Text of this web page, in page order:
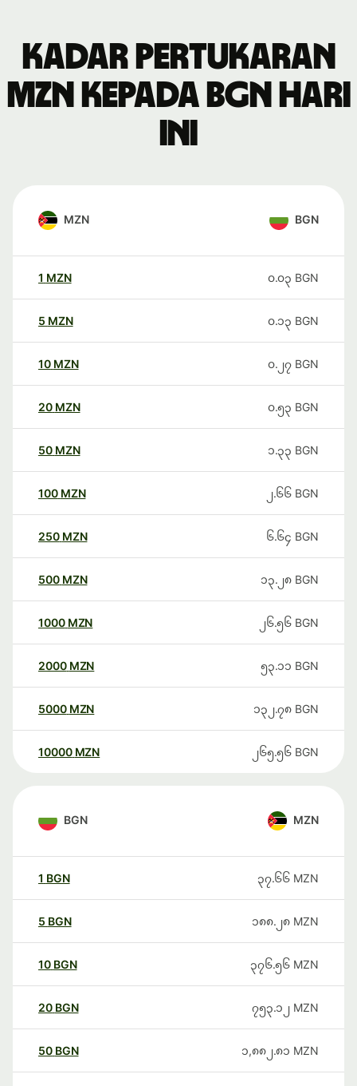
Kadar pertukaran
MZN kepada BGN hari
ini
MZN BGN
1 MZN ၀.၀၃ BGN
5 MZN ၀.၁၃ BGN
10 MZN ၀.၂၇ BGN
20 MZN ၀.၅၃ BGN
50 MZN ၁.၃၃ BGN
100 MZN ၂.၆၆ BGN
250 MZN ၆.၆၄ BGN
500 MZN ၁၃.၂၈ BGN
1000 MZN ၂၆.၅၆ BGN
2000 MZN ၅၃.၁၁ BGN
5000 MZN ၁၃၂.၇၈ BGN
10000 MZN ၂၆၅.၅၆ BGN
BGN MZN
1 BGN ၃၇.၆၆ MZN
5 BGN ၁၈၈.၂၈ MZN
10 BGN ၃၇၆.၅၆ MZN
20 BGN ၇၅၃.၁၂ MZN
50 BGN ၁,၈၈၂.၈၁ MZN